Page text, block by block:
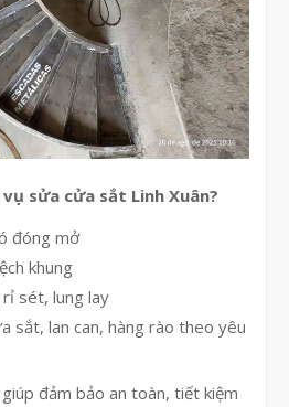
sửa cửa sắt Linh Xuân?
đóng mở
khung
rỉ sét, lung lay
sắt, lan can, hàng rào theo yêu
đảm bảo an toàn, tiết kiệm